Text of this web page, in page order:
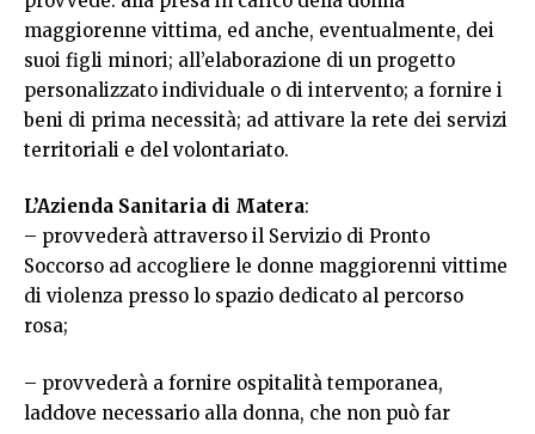
maggiorenne vittima, ed anche, eventualmente, dei
suoi figli minori; all’elaborazione di un progetto
personalizzato individuale o di intervento; a fornire i
beni di prima necessità; ad attivare la rete dei servizi
territoriali e del volontariato.
L’Azienda Sanitaria di Matera:
– provvederà attraverso il Servizio di Pronto
Soccorso ad accogliere le donne maggiorenni vittime
di violenza presso lo spazio dedicato al percorso
rosa;
– provvederà a fornire ospitalità temporanea,
laddove necessario alla donna, che non può far